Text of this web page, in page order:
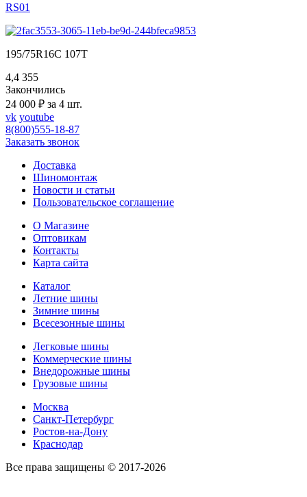
RS01
195/75R16C 107T
4,4 355
Закончились
24 000 ₽ за 4 шт.
vk youtube
8(800)555-18-87
Заказать звонок
Доставка
Шиномонтаж
Новости и статьи
Пользовательское соглашение
О Магазине
Оптовикам
Контакты
Карта сайта
Каталог
Летние шины
Зимние шины
Всесезонные шины
Легковые шины
Коммерческие шины
Внедорожные шины
Грузовые шины
Москва
Санкт-Петербург
Ростов-на-Дону
Краснодар
Все права защищены © 2017-2026